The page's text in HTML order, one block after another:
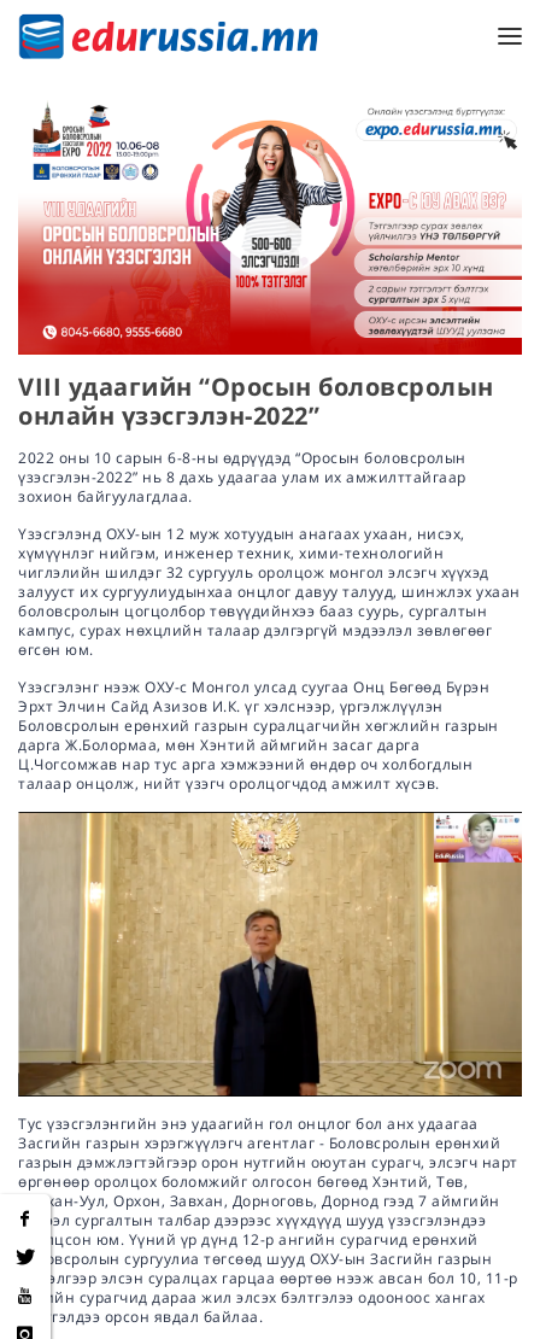
VIII удаагийн “Оросын боловсролын
онлайн үзэсгэлэн-2022”
2022 оны 10 сарын 6-8-ны өдрүүдэд “Оросын боловсролын
үзэсгэлэн-2022” нь 8 дахь удаагаа улам их амжилттайгаар
зохион байгуулагдлаа.
Үзэсгэлэнд ОХУ-ын 12 муж хотуудын анагаах ухаан, нисэх,
хүмүүнлэг нийгэм, инженер техник, хими-технологийн
чиглэлийн шилдэг 32 сургууль оролцож монгол элсэгч хүүхэд
залууст их сургуулиудынхаа онцлог давуу талууд, шинжлэх ухаан
боловсролын цогцолбор төвүүдийнхээ бааз суурь, сургалтын
кампус, сурах нөхцлийн талаар дэлгэргүй мэдээлэл зөвлөгөөг
өгсөн юм.
Үзэсгэлэнг нээж ОХУ-с Монгол улсад суугаа Онц Бөгөөд Бүрэн
Эрхт Элчин Сайд Азизов И.К. үг хэлснээр, үргэлжлүүлэн
Боловсролын ерөнхий газрын суралцагчийн хөгжлийн газрын
дарга Ж.Болормаа, мөн Хэнтий аймгийн засаг дарга
Ц.Чогсомжав нар тус арга хэмжээний өндөр оч холбогдлын
талаар онцолж, нийт үзэгч оролцогчдод амжилт хүсэв.
Тус үзэсгэлэнгийн энэ удаагийн гол онцлог бол анх удаагаа
Засгийн газрын хэрэгжүүлэгч агентлаг - Боловсролын ерөнхий
газрын дэмжлэгтэйгээр орон нутгийн оюутан сурагч, элсэгч нарт
өргөнөөр оролцох боломжийг олгосон бөгөөд Хэнтий, Төв,
Дархан-Уул, Орхон, Завхан, Дорноговь, Дорнод гээд 7 аймгийн
хичээл сургалтын талбар дээрээс хүүхдүүд шууд үзэсгэлэндээ
оролцсон юм. Үүний үр дүнд 12-р ангийн сурагчид ерөнхий
боловсролын сургуулиа төгсөөд шууд ОХУ-ын Засгийн газрын
тэтгэлгээр элсэн суралцах гарцаа өөртөө нээж авсан бол 10, 11-р
ангийн сурагчид дараа жил элсэх бэлтгэлээ одооноос хангах
бэлтгэлдээ орсон явдал байлаа.